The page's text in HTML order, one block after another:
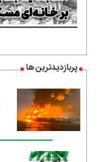
پربازدیدترین ها